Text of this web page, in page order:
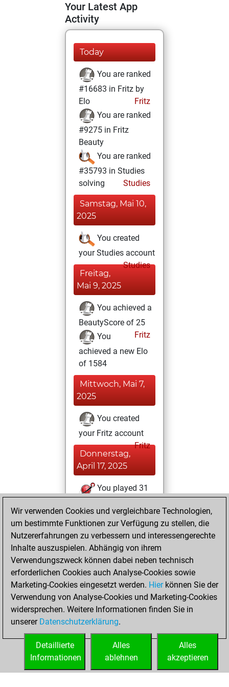
Your Latest App
Activity
Today
You are ranked
#16683 in Fritz by
Elo
Fritz
You are ranked
#9275 in Fritz
Beauty
You are ranked
#35793 in Studies
solving
Studies
Samstag, Mai 10,
2025
You created
your Studies account
Studies
Freitag,
Mai 9, 2025
You achieved a
BeautyScore of 25
Fritz
You
achieved a new Elo
of 1584
Mittwoch, Mai 7,
2025
You created
your Fritz account
Fritz
Donnerstag,
April 17, 2025
You played 31
You scored +19
=1 -11 in blitz
Donnerstag, März
29, 2018
You played 369
slow games
Play
You scored
slow games
Wir verwenden Cookies und vergleichbare Technologien,
um bestimmte Funktionen zur Verfügung zu stellen, die
Nutzererfahrungen zu verbessern und interessengerechte
Inhalte auszuspielen. Abhängig von ihrem
Verwendungszweck können dabei neben technisch
erforderlichen Cookies auch Analyse-Cookies sowie
Marketing-Cookies eingesetzt werden. Hierkönnen Sie der
Verwendung von Analyse-Cookies und Marketing-Cookies
widersprechen. Weitere Informationen finden Sie in
unserer Datenschutzerklärung.
Alles
akzeptieren
Alles
ablehnen
Detaillierte
Informationen